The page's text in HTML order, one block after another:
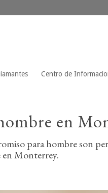
Centro de
en
para hombre son
Monterrey.